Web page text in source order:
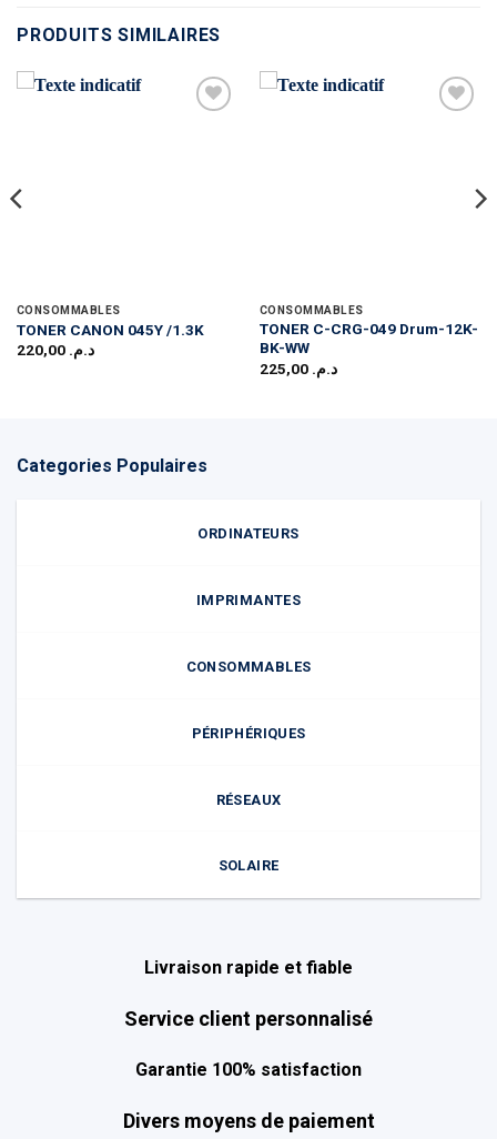
PRODUITS SIMILAIRES
CONSOMMABLES
TONER CANON 045Y /1.3K
د.م. 220,00
CONSOMMABLES
TONER C-CRG-049 Drum-12K-
BK-WW
د.م. 225,00
Categories Populaires
ORDINATEURS
IMPRIMANTES
CONSOMMABLES
PÉRIPHÉRIQUES
RÉSEAUX
SOLAIRE
Livraison rapide et fiable
Service client personnalisé
Garantie 100% satisfaction
Divers moyens de paiement